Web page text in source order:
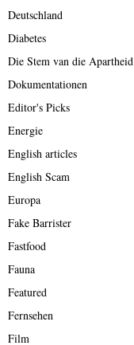
Deutschland
Diabetes
Die Stem van die Apartheid
Dokumentationen
Editor's Picks
Energie
English articles
English Scam
Europa
Fake Barrister
Fastfood
Fauna
Featured
Fernsehen
Film